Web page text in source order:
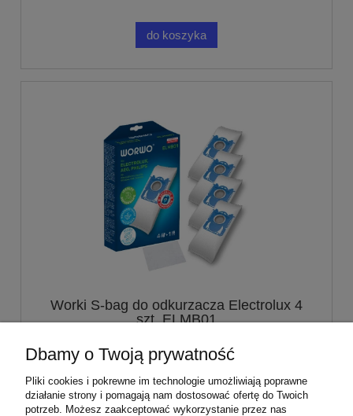
do koszyka
Worki S-bag do odkurzacza Electrolux 4
szt. ELMB01
13,00 zł
do koszyka
Dbamy o Twoją prywatność
Pliki cookies i pokrewne im technologie umożliwiają poprawne
działanie strony i pomagają nam dostosować ofertę do Twoich
potrzeb. Możesz zaakceptować wykorzystanie przez nas